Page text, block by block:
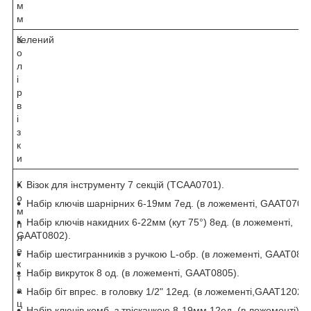
м
м
К
о
л
і
р
в
і
з
к
и
зелений
К
о
м
п
л
е
к
т
а
ц
Візок для інструменту 7 секцій (TCAA0701).
Набір ключів шарнірних 6-19мм 7ед. (в ложементі,
Набір ключів накидних 6-22мм (кут 75°) 8ед. (в ложементі,
GAAT0802).
Набір шестигранників з ручкою L-обр. (в ложементі,
Набір викруток 8 од. (в ложементі, GAAT0805).
Набір біт впрес. в головку 1/2" 12ед. (в ложементі,GAAT1202 )